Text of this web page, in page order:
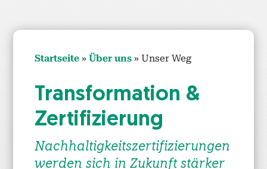
Start­seite »Über uns »Unser Weg
Trans­for­ma­tion &
Zer­ti­fizierung
Nach­haltigkeit­sz­er­ti­fizierun­gen
wer­den sich in Zukun­ft stärk­er